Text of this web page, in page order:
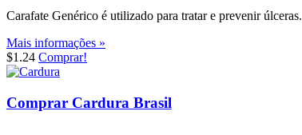
Carafate Genérico é utilizado para tratar e prevenir úlceras.
Mais informações »
$1.24 Comprar!
Comprar Cardura Brasil